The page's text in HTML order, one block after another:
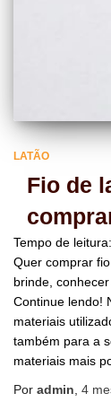
LATÃO
Fio de
Tempo de leitura:
Quer comprar
brinde,
Continue lendo!
materiais
também para a
materiais mais
Por admin 4